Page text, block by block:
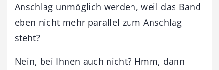
Anschlag unmöglich werden, weil das Band
eben nicht mehr parallel zum Anschlag
steht?
Nein, bei Ihnen auch nicht? Hmm, dann